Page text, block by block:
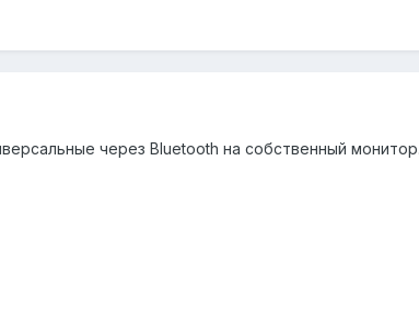
через Bluetooth на собственный